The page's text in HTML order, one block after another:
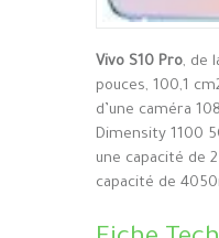
Vivo S10 Pro, de
pouces, 100,1
d’une caméra
Dimensity 1100
une capacité de
capacité de